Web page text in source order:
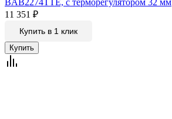
11 351 ₽
Купить в 1 клик